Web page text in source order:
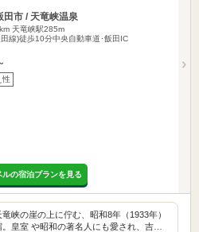
田市 / 天竜峡温泉
天竜峡駅285m
線)徒歩10分中央自動車道･飯田IC
性
ルの宿泊プランを見る
峡の崖の上に佇む、昭和8年（1933年）
皇室 や昭和の著名人にも愛され、吉…